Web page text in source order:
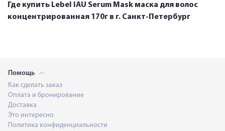
Где купить Lebel IAU Serum Mask маска для волос
концентрированная 170г в г. Санкт-Петербург
Помощь
Как сделать заказ
Оплата и бронирование
Доставка
Это интересно
Политика конфиденциальности